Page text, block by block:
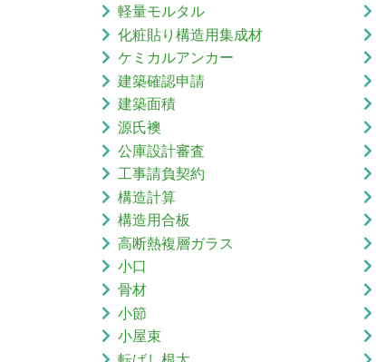
軽量モルタル
化粧貼り構造用集成材
ケミカルアンカー
建築確認申請
建築面積
源氏襖
公庫設計審査
工事請負契約
構造計算
構造用合板
高断熱複層ガラス
小口
骨材
小節
小屋束